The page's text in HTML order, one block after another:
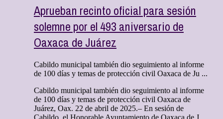
Aprueban recinto oficial para sesión
solemne por el 493 aniversario de
Oaxaca de Juárez
Cabildo municipal también dio seguimiento al informe
de 100 días y temas de protección civil Oaxaca de Ju ...
Cabildo municipal también dio seguimiento al informe
de 100 días y temas de protección civil Oaxaca de
Juárez, Oax. 22 de abril de 2025.– En sesión de
Cabildo, el Honorable Ayuntamiento de Oaxaca de J ...